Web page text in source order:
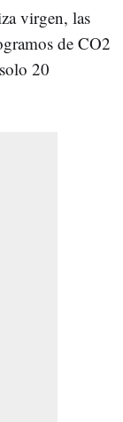
virgen, las
de CO2
20